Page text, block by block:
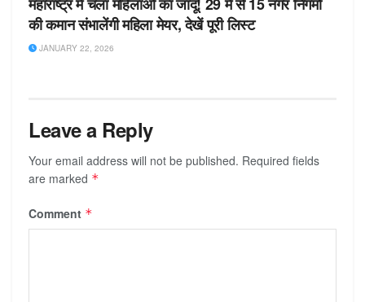
की कमान संभालेंगी महिला मेयर, देखें पूरी लिस्ट
JANUARY 22, 2026
Leave a Reply
Your email address will not be published. Required fields
are marked *
Comment *